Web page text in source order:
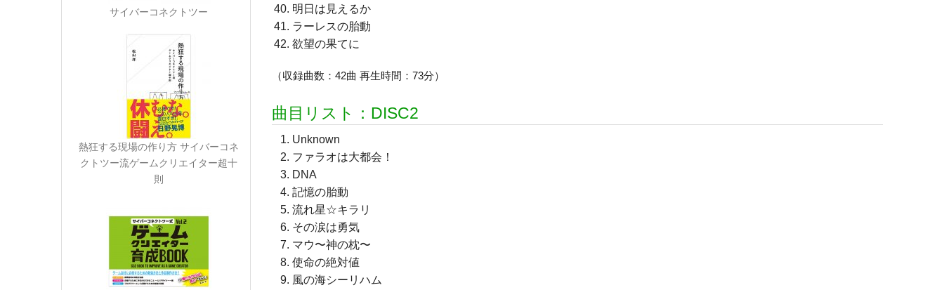
明日は見えるか
ラーレスの胎動
欲望の果てに
（収録曲数：42曲 再生時間：73分）
曲目リスト：DISC2
Unknown
ファラオは大都会！
DNA
記憶の胎動
流れ星☆キラリ
その涙は勇気
マウ〜神の枕〜
使命の絶対値
風の海シーリハム
サイバーコネクトツー
熱狂する現場の作り方 サイバーコネ
クトツー流ゲームクリエイター超十
則